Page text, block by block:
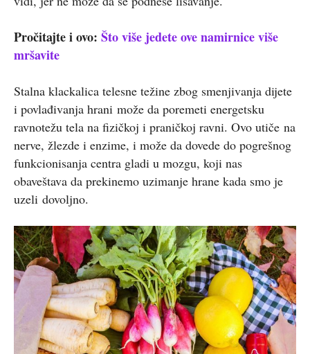
Pročitajte i ovo: Što više jedete ove namirnice više
mršavite
Stalna klackalica telesne težine zbog smenjivanja dijete
i povlađivanja hrani može da poremeti energetsku
ravnotežu tela na fizičkoj i praničkoj ravni. Ovo utiče na
nerve, žlezde i enzime, i može da dovede do pogrešnog
funkcionisanja centra gladi u mozgu, koji nas
obaveštava da prekinemo uzimanje hrane kada smo je
uzeli dovoljno.